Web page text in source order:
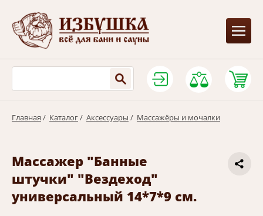
Главная / Каталог/ Аксессуары / Массажёры и мочалки
Массажер "Банные
штучки" "Вездеход"
универсальный 14*7*9 см.